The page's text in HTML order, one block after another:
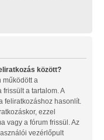
között?
működött a
a tartalom. A
feliratkozáshoz hasonlít.
ezzel
vagy a fórum frissül. Az
vezérlőpult